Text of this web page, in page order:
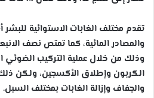
تقدم مختلف الغابات الاستوائية للبشر
والمصادر المائية، كما تمتص نصف
وذلك من خلال عملية التركيب الضوئي
الكربون وإطلاق الأكسجين، ولكن ذلك
والجفاف وإزالة الغابات بمختلف السبل.